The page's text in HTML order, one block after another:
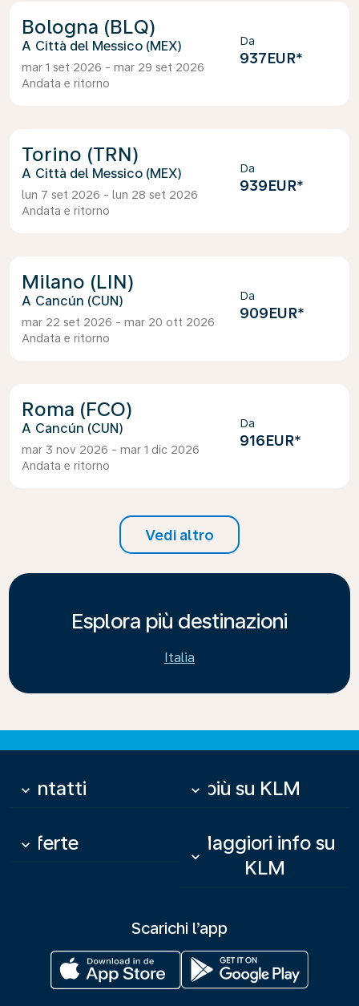
Bologna (BLQ)
Città del Messico (MEX)
mar 1 set 2026 - mar 29 set 2026
Andata e ritorno
Da
937EUR*
Torino (TRN)
Città del Messico (MEX)
lun 7 set 2026 - lun 28 set 2026
Andata e ritorno
Da
939EUR*
Milano (LIN)
Cancún (CUN)
mar 22 set 2026 - mar 20 ott 2026
Andata e ritorno
Da
909EUR*
Roma (FCO)
Cancún (CUN)
mar 3 nov 2026 - mar 1 dic 2026
Andata e ritorno
Da
916EUR*
Vedi altro
Esplora più destinazioni
Italia
Contatti
keyboard_arrow_down Di più su KLM
keyboard_arrow_down
Offerte
keyboard_arrow_down
Maggiori info su
KLM
keyboard_arrow_down
Scarichi l’app